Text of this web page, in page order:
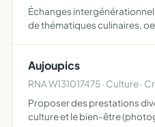
Échanges
de thématiques culinaires,
Aujoupics
RNA W131017475 · Culture ·
Proposer des prestations
culture et le bien-être